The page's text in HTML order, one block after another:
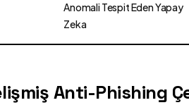
Anomali Tespit Eden Yapay
Zeka
Anti-Phishing